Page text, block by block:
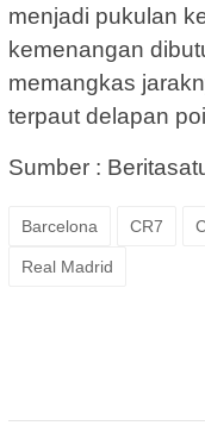
menjadi pukulan
kemenangan
memangkas
terpaut delapan
Sumber :
Barcelona CR7
Real Madrid